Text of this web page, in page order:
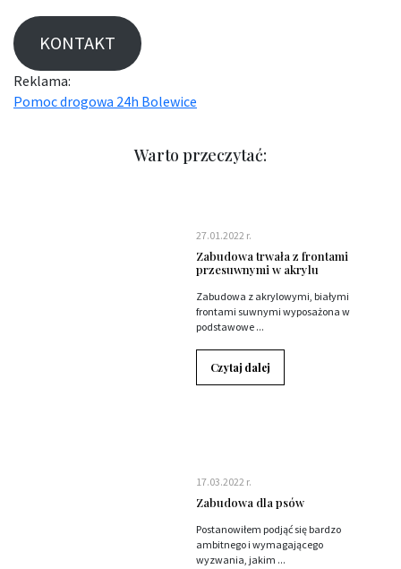
KONTAKT
Reklama:
Pomoc drogowa 24h Bolewice
Warto przeczytać:
27.01.2022 r.
Zabudowa trwała z frontami
przesuwnymi w akrylu
Zabudowa z akrylowymi, białymi
frontami suwnymi wyposażona w
podstawowe ...
Czytaj dalej
17.03.2022 r.
Zabudowa dla psów
Postanowiłem podjąć się bardzo
ambitnego i wymagającego
wyzwania, jakim ...